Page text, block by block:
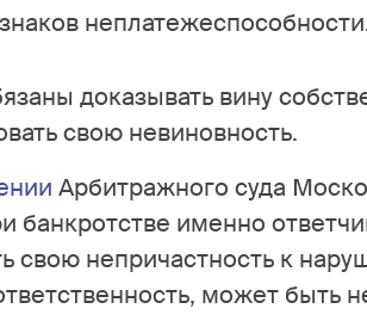
доказывать вину
свою невиновность.
Арбитражного суда
банкротстве именно
свою непричастность к
может быть